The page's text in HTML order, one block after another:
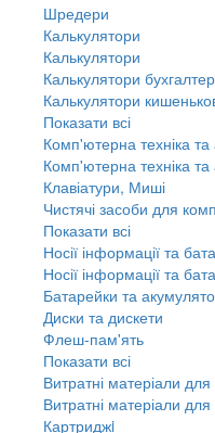
Шредери
Калькулятори
Калькулятори
Калькулятори
Калькулятори
Показати всі
Комп'ютерна техніка та
Комп'ютерна техніка та
Клавіатури, Миші
Чистячі засоби для
Показати всі
Носії інформації та
Носії інформації та
Батарейки та
Диски та дискети
Флеш-пам'ять
Показати всі
Витратні матеріали для
Витратні матеріали для
Картриджi